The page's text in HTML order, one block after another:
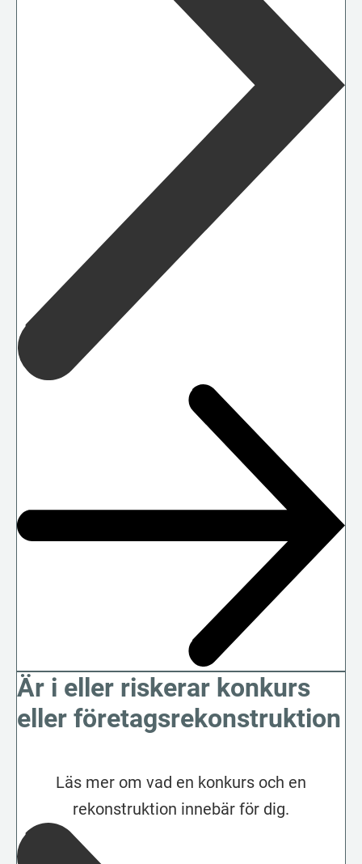
Är i eller riskerar konkurs
eller företagsrekonstruktion
Läs mer om vad en konkurs och en
rekonstruktion innebär för dig.